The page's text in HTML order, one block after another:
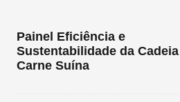
Painel Eficiência e
Sustentabilidade da
Carne Suína